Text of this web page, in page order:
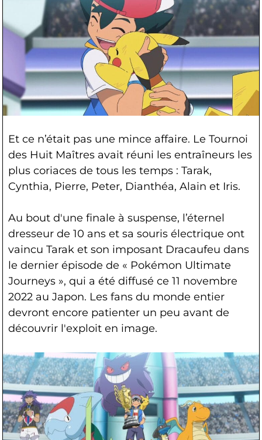
Et ce n’était pas une mince affaire. Le Tournoi
des Huit Maîtres avait réuni les entraîneurs les
plus coriaces de tous les temps : Tarak,
Cynthia, Pierre, Peter, Dianthéa, Alain et Iris.
Au bout d'une finale à suspense, l’éternel
dresseur de 10 ans et sa souris électrique ont
vaincu Tarak et son imposant Dracaufeu dans
le dernier épisode de « Pokémon Ultimate
Journeys », qui a été diffusé ce 11 novembre
2022 au Japon. Les fans du monde entier
devront encore patienter un peu avant de
découvrir l'exploit en image.